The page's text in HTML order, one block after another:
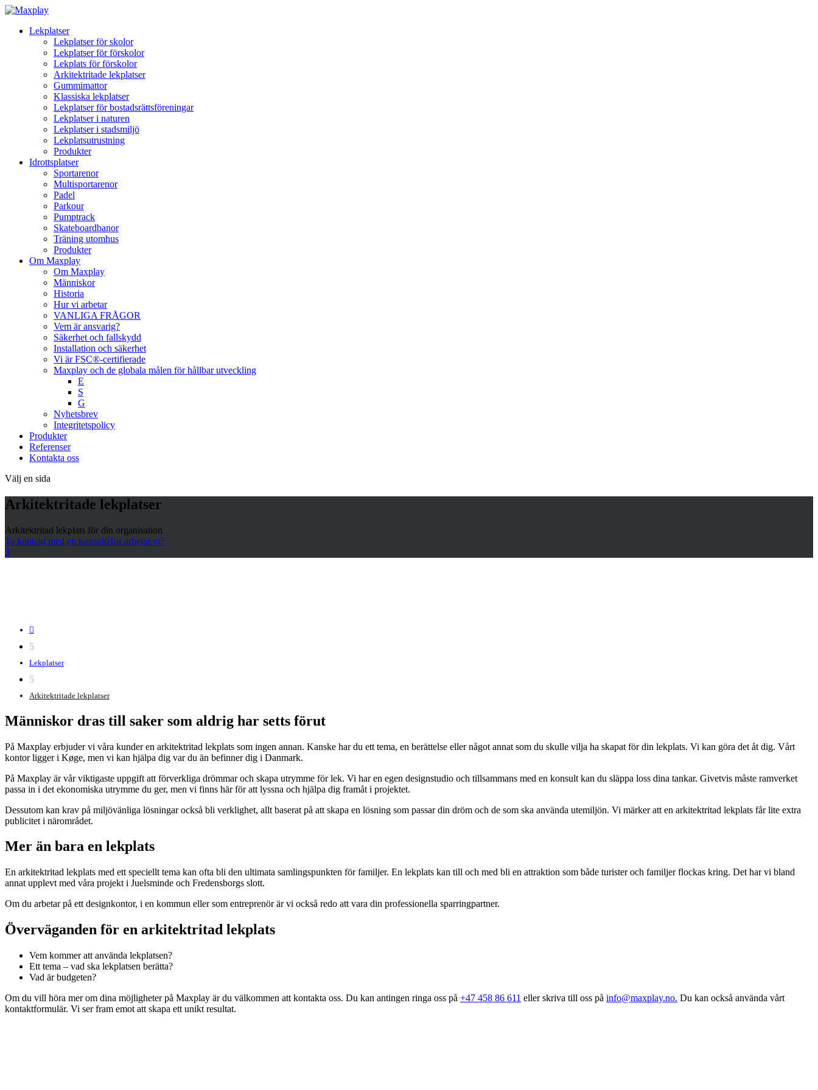
Lekplatser
Lekplatser för skolor
Lekplatser för förskolor
Lekplats för förskolor
Arkitektritade lekplatser
Gummimattor
Klassiska lekplatser
Lekplatser för bostadsrättsföreningar
Lekplatser i naturen
Lekplatser i stadsmiljö
Lekplatsutrustning
Produkter
Idrottsplatser
Sportarenor
Multisportarenor
Padel
Parkour
Pumptrack
Skateboardbanor
Träning utomhus
Produkter
Om Maxplay
Om Maxplay
Människor
Historia
Hur vi arbetar
VANLIGA FRÅGOR
Vem är ansvarig?
Säkerhet och fallskydd
Installation och säkerhet
Vi är FSC®-certifierade
Maxplay och de globala målen för hållbar utveckling
E
S
G
Nyhetsbrev
Integritetspolicy
Produkter
Referenser
Kontakta oss
Välj en sida
Arkitektritade lekplatser
Arkitektritad lekplats för din organisation
Ta kontakt med en konsultHur arbetar vi?
3

5
Lekplatser
5
Arkitektritade lekplatser
Människor dras till saker som aldrig har setts förut
På Maxplay erbjuder vi våra kunder en arkitektritad lekplats som ingen annan. Kanske har du ett tema, en berättelse eller något annat som du skulle vilja ha skapat för din lekplats. Vi kan göra det åt dig. Vårt
kontor ligger i Køge, men vi kan hjälpa dig var du än befinner dig i Danmark.
På Maxplay är vår viktigaste uppgift att förverkliga drömmar och skapa utrymme för lek. Vi har en egen designstudio och tillsammans med en konsult kan du släppa loss dina tankar. Givetvis måste ramverket
passa in i det ekonomiska utrymme du ger, men vi finns här för att lyssna och hjälpa dig framåt i projektet.
Dessutom kan krav på miljövänliga lösningar också bli verklighet, allt baserat på att skapa en lösning som passar din dröm och de som ska använda utemiljön. Vi märker att en arkitektritad lekplats får lite extra
publicitet i närområdet.
Mer än bara en lekplats
En arkitektritad lekplats med ett speciellt tema kan ofta bli den ultimata samlingspunkten för familjer. En lekplats kan till och med bli en attraktion som både turister och familjer flockas kring. Det har vi bland
annat upplevt med våra projekt i Juelsminde och Fredensborgs slott.
Om du arbetar på ett designkontor, i en kommun eller som entreprenör är vi också redo att vara din professionella sparringpartner.
Överväganden för en arkitektritad lekplats
Vem kommer att använda lekplatsen?
Ett tema – vad ska lekplatsen berätta?
Vad är budgeten?
Om du vill höra mer om dina möjligheter på Maxplay är du välkommen att kontakta oss. Du kan antingen ringa oss på +47 458 86 611 eller skriva till oss på info@maxplay.no. Du kan också använda vårt
kontaktformulär. Vi ser fram emot att skapa ett unikt resultat.